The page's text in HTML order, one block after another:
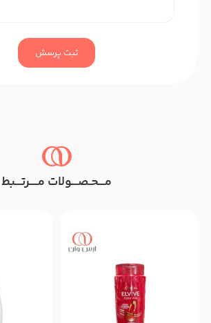
ثبت پرسش
مـــحـصـــولات مــــرتـــبط